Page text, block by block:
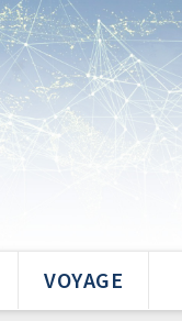
VOYAGE